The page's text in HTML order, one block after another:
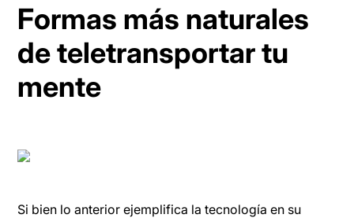
Formas más naturales
de teletransportar tu
mente
Si bien lo anterior ejemplifica la tecnología en su